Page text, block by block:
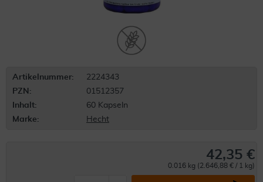
Artikelnummer:
2224343
PZN:
01512357
Inhalt:
60 Kapseln
Marke:
Hecht
42,35 €
0.016 kg (2.646,88 € / 1 kg)